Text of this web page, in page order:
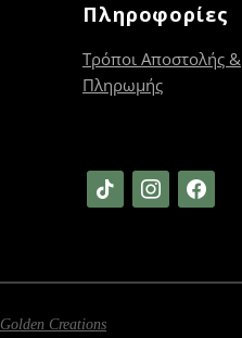
Πληροφορίες
Τρόποι Αποστολής &
Πληρωμής
tiktok instagramfacebook
Golden Creations